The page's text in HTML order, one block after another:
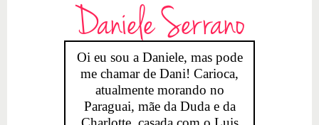
Daniele Serrano
Oi eu sou a Daniele, mas pode
me chamar de Dani! Carioca,
atualmente morando no
Paraguai, mãe da Duda e da